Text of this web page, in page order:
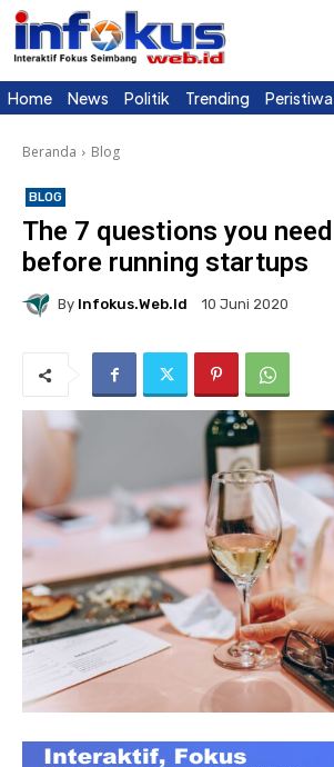
Home News Politik Trending Peristiwa
Beranda Blog
BLOG
The 7 questions you
before running startups
By Infokus.web.id 10 Juni 2020